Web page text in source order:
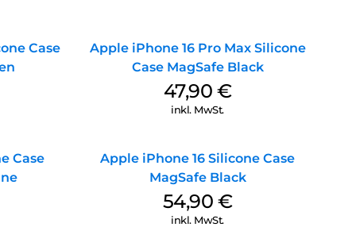
Case
Apple iPhone 16 Pro Max Silicone
Case MagSafe Black
47,90 €
inkl. MwSt.
Case
Apple iPhone 16 Silicone Case
MagSafe Black
54,90 €
inkl. MwSt.